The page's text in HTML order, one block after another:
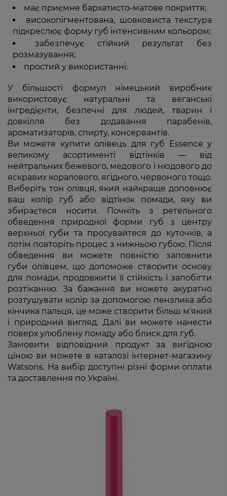
має приємне бархатисто-матове покриття;
високопігментована, шовковиста текстура
підкреслює форму губ інтенсивним кольором;
забезпечує стійкий результат без
розмазування;
простий у використанні.
У більшості формул німецький виробник
використовує натуральні та веганські
інгредієнти, безпечні для людей, тварин і
довкілля без додавання парабенів,
ароматизаторів, спирту, консервантів.
Ви можете купити олівець для губ Essence у
великому асортименті відтінків — від
нейтральних бежевого, медового і нюдового до
яскравих коралового, ягідного, червоного тощо.
Виберіть тон олівця, який найкраще доповнює
ваш колір губ або відтінок помади, яку ви
збираєтеся носити. Почніть з ретельного
обведення природної форми губ з центру
верхньої губи та просувайтеся до куточків, а
потім повторіть процес з нижньою губою. Після
обведення ви можете повністю заповнити
губи олівцем, що допоможе створити основу
для помади, продовжити її стійкість і запобігти
розтіканню. За бажання ви можете акуратно
розтушувати колір за допомогою пензлика або
кінчика пальця, це може створити більш м'який
і природний вигляд. Далі ви можете нанести
поверх улюблену помаду або блиск для губ.
Замовити відповідний продукт за вигідною
ціною ви можете в каталозі інтернет-магазину
Watsons. На вибір доступні різні форми оплати
та доставлення по Україні.